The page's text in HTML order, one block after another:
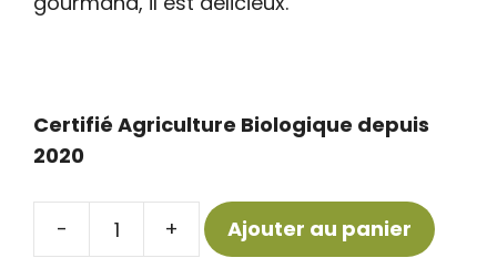
Certifié Agriculture Biologique depuis
2020
-
quantité
+ Ajouter au panier